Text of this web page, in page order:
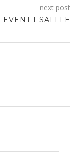
next post
I SÄFFLE